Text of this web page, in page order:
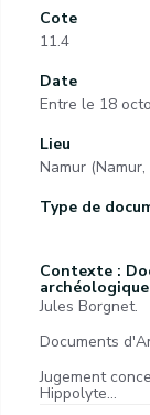
Cote
11.4
Date
Entre le 18
Lieu
Namur (Namur,
Type de
Contexte :
Jules Borgnet.
Documents
Jugement
Hippolyte...